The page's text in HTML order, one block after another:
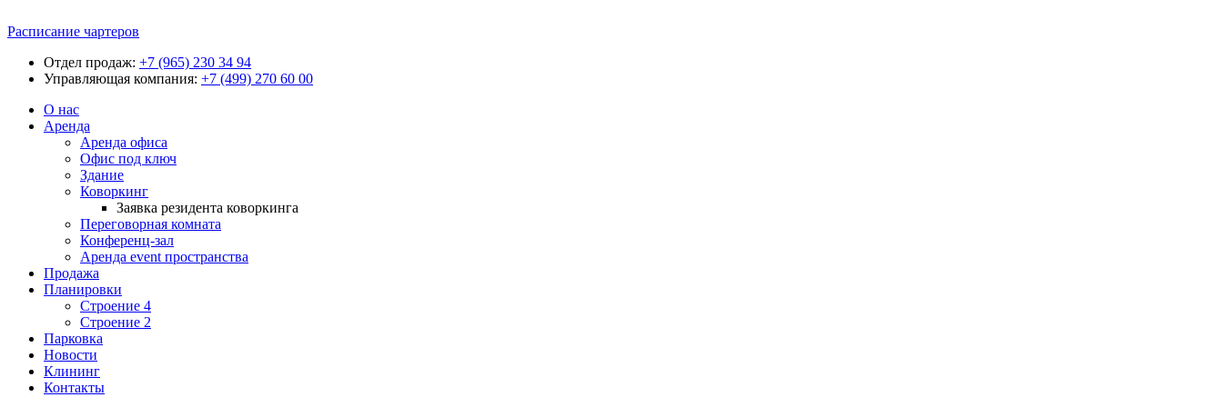
Расписание чартеров
Отдел продаж: +7 (965) 230 34 94
Управляющая компания: +7 (499) 270 60 00
О нас
Аренда
Аренда офиса
Офис под ключ
Здание
Коворкинг
Заявка резидента коворкинга
Переговорная комната
Конференц-зал
Аренда event пространства
Продажа
Планировки
Строение 4
Строение 2
Парковка
Новости
Клининг
Контакты